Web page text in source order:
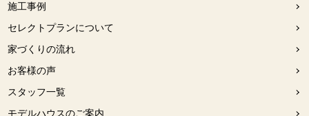
施工事例
セレクトプランについて
家づくりの流れ
お客様の声
スタッフ⼀覧
モデルハウスのご案内